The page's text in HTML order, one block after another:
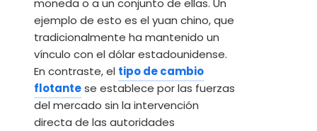
moneda o a un conjunto de ellas. Un
ejemplo de esto es el yuan chino, que
tradicionalmente ha mantenido un
vínculo con el dólar estadounidense.
En contraste, el tipo de cambio
flotantese establece por las fuerzas
del mercado sin la intervención
directa de las autoridades